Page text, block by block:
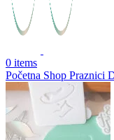
0 items
Početna Shop Praznici